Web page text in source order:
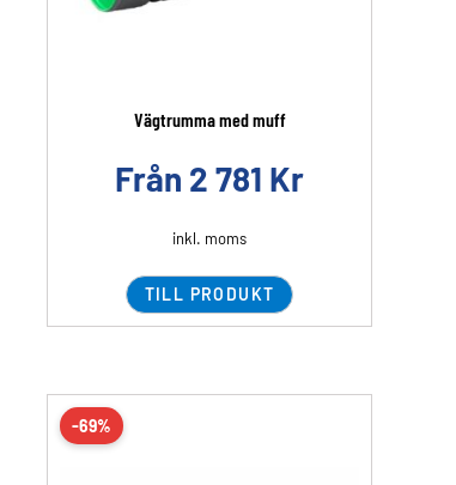
Vägtrumma med muff
Från 2 781 Kr
inkl. moms
TILL PRODUKT
-69%